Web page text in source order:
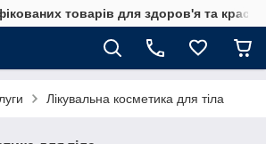
товарів для здоров'я та краси
Лікувальна косметика для тіла